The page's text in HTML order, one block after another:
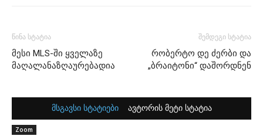
წინა სტატია
მესი MLS-ში ყველაზე
მაღალანაზღაურებადია
შემდეგი სტატია
რობერტო დე ძერბი და
„ბრაიტონი“ დაშორდნენ
მსგავსი სტატიები ავტორის მეტი სტატია
Zoom